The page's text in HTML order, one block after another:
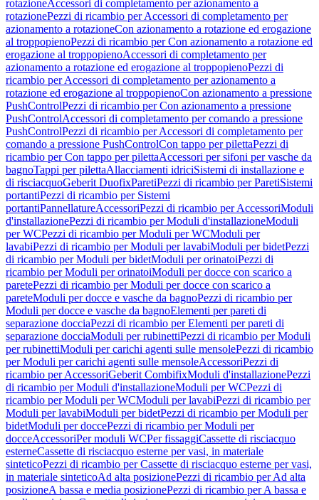
rotazioneAccessori di completamento per azionamento a
rotazionePezzi di ricambio per Accessori di completamento per
azionamento a rotazioneCon azionamento a rotazione ed erogazione
al troppopienoPezzi di ricambio per Con azionamento a rotazione ed
erogazione al troppopienoAccessori di completamento per
azionamento a rotazione ed erogazione al troppopienoPezzi di
ricambio per Accessori di completamento per azionamento a
rotazione ed erogazione al troppopienoCon azionamento a pressione
PushControlPezzi di ricambio per Con azionamento a pressione
PushControlAccessori di completamento per comando a pressione
PushControlPezzi di ricambio per Accessori di completamento per
comando a pressione PushControlCon tappo per pilettaPezzi di
ricambio per Con tappo per pilettaAccessori per sifoni per vasche da
bagnoTappi per pilettaAllacciamenti idriciSistemi di installazione e
di risciacquoGeberit DuofixParetiPezzi di ricambio per ParetiSistemi
portantiPezzi di ricambio per Sistemi
portantiPannellatureAccessoriPezzi di ricambio per AccessoriModuli
d'installazionePezzi di ricambio per Moduli d'installazioneModuli
per WCPezzi di ricambio per Moduli per WCModuli per
lavabiPezzi di ricambio per Moduli per lavabiModuli per bidetPezzi
di ricambio per Moduli per bidetModuli per orinatoiPezzi di
ricambio per Moduli per orinatoiModuli per docce con scarico a
paretePezzi di ricambio per Moduli per docce con scarico a
pareteModuli per docce e vasche da bagnoPezzi di ricambio per
Moduli per docce e vasche da bagnoElementi per pareti di
separazione docciaPezzi di ricambio per Elementi per pareti di
separazione docciaModuli per rubinettiPezzi di ricambio per Moduli
per rubinettiModuli per carichi agenti sulle mensolePezzi di ricambio
per Moduli per carichi agenti sulle mensoleAccessoriPezzi di
ricambio per AccessoriGeberit CombifixModuli d'installazionePezzi
di ricambio per Moduli d'installazioneModuli per WCPezzi di
ricambio per Moduli per WCModuli per lavabiPezzi di ricambio per
Moduli per lavabiModuli per bidetPezzi di ricambio per Moduli per
bidetModuli per doccePezzi di ricambio per Moduli per
docceAccessoriPer moduli WCPer fissaggiCassette di risciacquo
esterneCassette di risciacquo esterne per vasi, in materiale
sinteticoPezzi di ricambio per Cassette di risciacquo esterne per vasi,
in materiale sinteticoAd alta posizionePezzi di ricambio per Ad alta
posizioneA bassa e media posizionePezzi di ricambio per A bassa e